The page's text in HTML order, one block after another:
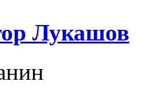
Лукашов